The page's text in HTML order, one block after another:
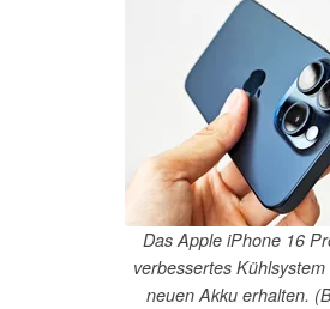
Das Apple iPhone 16
verbessertes
neuen Akku erhalten.